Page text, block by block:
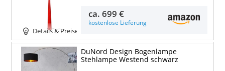
Details & Preise
ca.699 €
kostenlose Lieferung
DuNord Design Bogenlampe
Stehlampe Westend schwarz